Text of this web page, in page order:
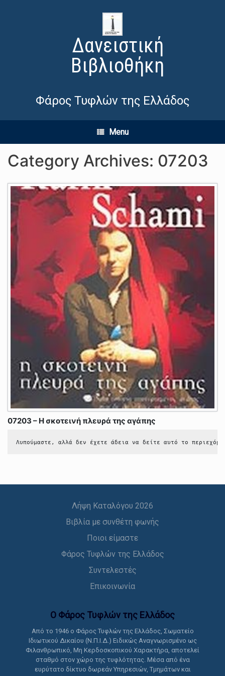
Δανειστική
Βιβλιοθήκη
Φάρος Τυφλών της Ελλάδος
Menu
Category Archives: 07203
07203 – Η σκοτεινή πλευρά της αγάπης
Λυπούμαστε, αλλά δεν έχετε άδεια να δείτε αυτό το
Λήψη Καταλόγου 2026
Βιβλία με συνθέτη φωνής
Ποιοι είμαστε
Φάρος Τυφλών της Ελλάδος
Συντελεστές
Επικοινωνία
Ο Φάρος Τυφλών της Ελλάδoς
Από το 1946 ο Φάρος Τυφλών της Ελλάδος, Σωματείο
Ιδιωτικού Δικαίου (Ν.Π.Ι.Δ.) Ειδικώς Αναγνωρισμένο ως
Φιλανθρωπικό, Μη Κερδοσκοπικού Χαρακτήρα, αποτελεί
σταθμό στον χώρο της τυφλότητας. Μέσα από ένα
ευρύτατο δίκτυο δωρεάν Υπηρεσιών, Τμημάτων και